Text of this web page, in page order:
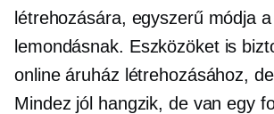
létrehozására, egyszerű módja a
lemondásnak. Eszközöket is
online áruház létrehozásához,
Mindez jól hangzik, de van egy